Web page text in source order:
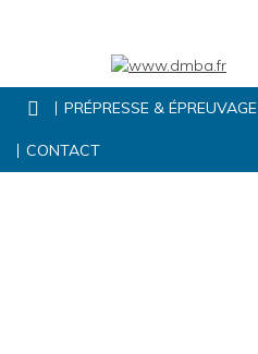
PRÉPRESSE & ÉPREUVAGE
CONTACT